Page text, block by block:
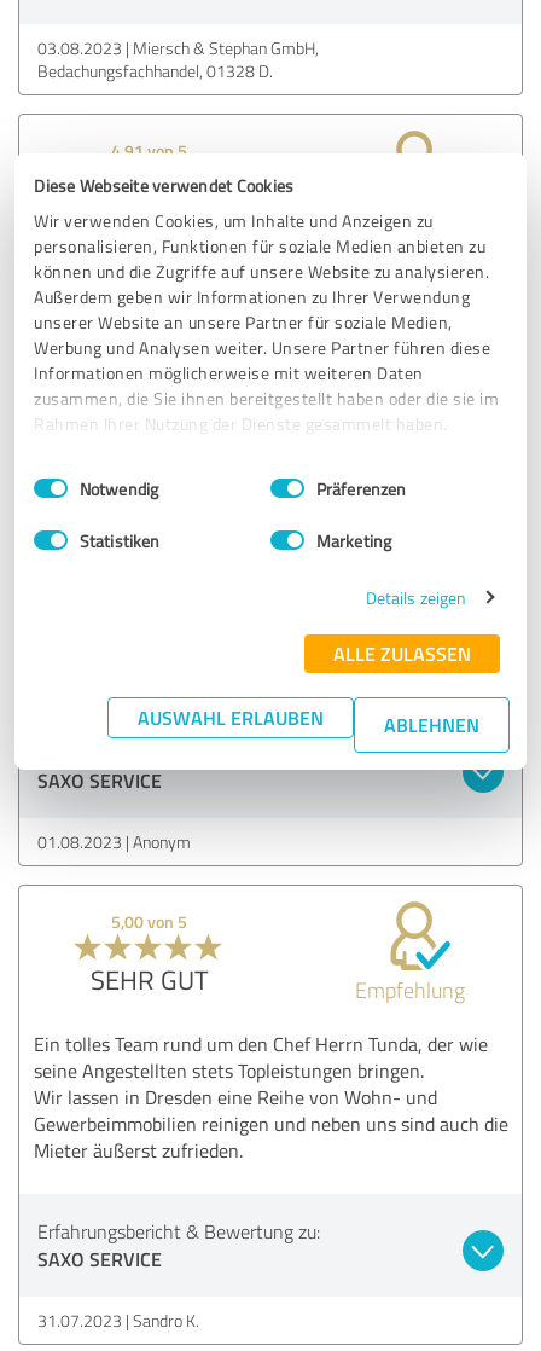
Diese Webseite verwendet Cookies
Wir verwenden Cookies, um Inhalte und Anzeigen zu
personalisieren, Funktionen für soziale Medien anbieten zu
können und die Zugriffe auf unsere Website zu analysieren.
Außerdem geben wir Informationen zu Ihrer Verwendung
unserer Website an unsere Partner für soziale Medien,
Werbung und Analysen weiter. Unsere Partner führen diese
Informationen möglicherweise mit weiteren Daten
zusammen, die Sie ihnen bereitgestellt haben oder die sie im
Rahmen Ihrer Nutzung der Dienste gesammelt haben.
Impressum Datenschutzbestimmungen
Einwilligungsauswahl
Notwendig Präferenzen
Statistiken Marketing
Details zeigen
ALLE ZULASSEN
AUSWAHL ERLAUBEN ABLEHNEN
03.08.2023 Miersch & Stephan GmbH,
Bedachungsfachhandel, 01328 D.
4,91 von 5
SEHR GUT Empfehlung
schnelle Problemlösung
Erfahrungsbericht & Bewertung zu:
SAXO SERVICE
Empfehlung
Saxo Service ist sehr zuverlässig & führt hochwertige
Renigiungsarbeiten aus. Wir sind sehr zufrieden!
SAXO SERVICE
01.08.2023 Anonym
5,00 von 5
SEHR GUT Empfehlung
Ein tolles Team rund um den Chef Herrn Tunda, der wie
seine Angestellten stets Topleistungen bringen.
Wir lassen in Dresden eine Reihe von Wohn- und
Gewerbeimmobilien reinigen und neben uns sind auch die
Mieter äußerst zufrieden.
Erfahrungsbericht & Bewertung zu:
SAXO SERVICE
31.07.2023 Sandro K.